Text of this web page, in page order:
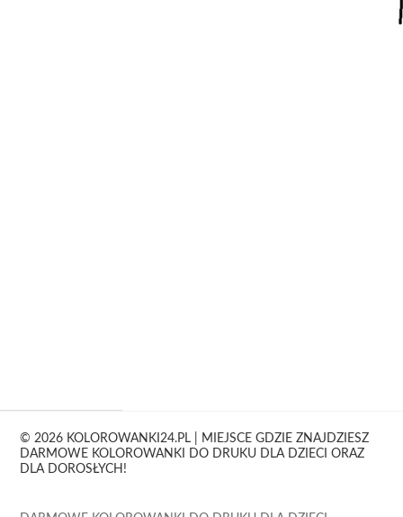
© 2026 KOLOROWANKI24.PL | MIEJSCE GDZIE ZNAJDZIESZ
DARMOWE KOLOROWANKI DO DRUKU DLA DZIECI ORAZ
DLA DOROSŁYCH!